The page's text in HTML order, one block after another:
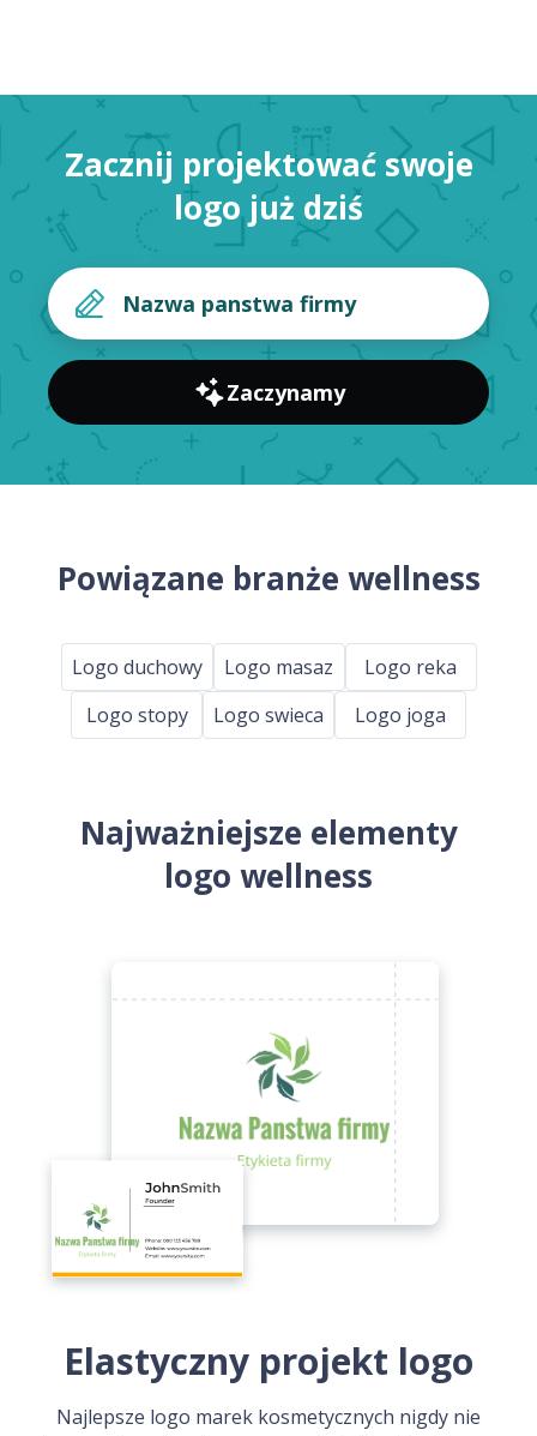
Zacznij projektować swoje
logo już dziś
Zaczynamy
Powiązane branże wellness
Logo duchowy Logo masaz
Logo reka
Logo stopy
Logo swieca Logo joga
Najważniejsze elementy
logo wellness
Elastyczny projekt logo
Najlepsze logo marek kosmetycznych nigdy nie